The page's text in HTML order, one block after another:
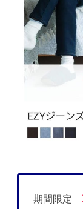
期間限定